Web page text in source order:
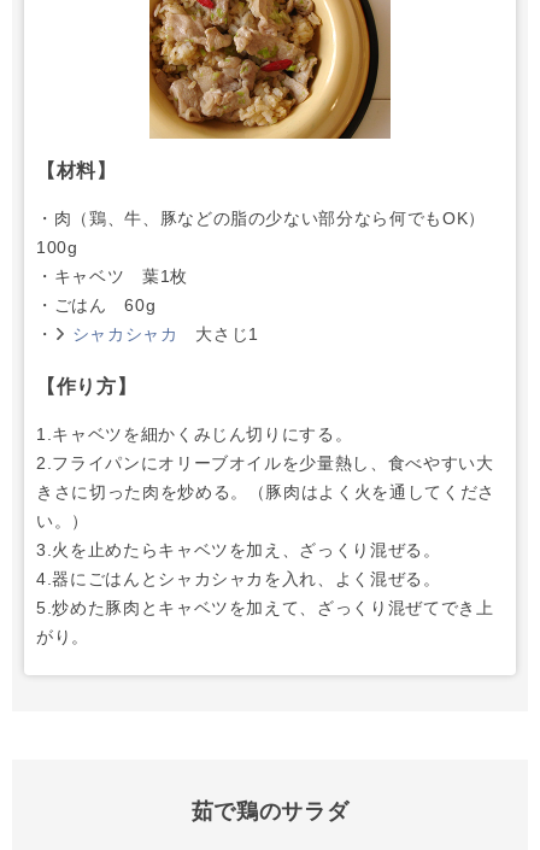
【材料】
・肉（鶏、牛、豚などの脂の少ない部分なら何でもOK）
100g
・キャベツ 葉1枚
・ごはん 60g
・
シャカシャカ 大さじ1
【作り方】
1.キャベツを細かくみじん切りにする。
2.フライパンにオリーブオイルを少量熱し、食べやすい大
きさに切った肉を炒める。（豚肉はよく火を通してくださ
い。）
3.火を止めたらキャベツを加え、ざっくり混ぜる。
4.器にごはんとシャカシャカを入れ、よく混ぜる。
5.炒めた豚肉とキャベツを加えて、ざっくり混ぜてでき上
がり。
茹で鶏のサラダ